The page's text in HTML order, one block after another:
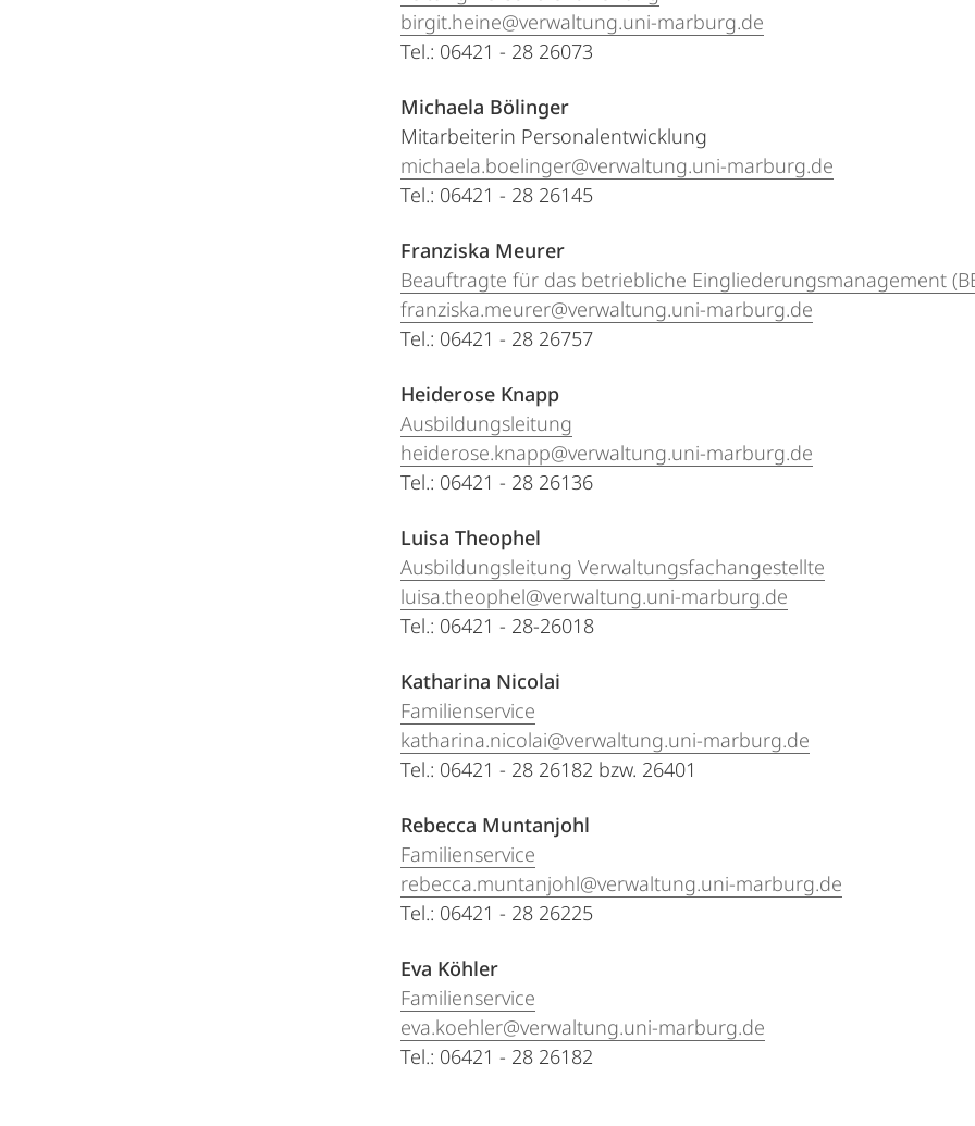
birgit.heine@verwaltung.uni-marburg.de
Tel.: 06421 - 28 26073
Michaela Bölinger
Mitarbeiterin Personalentwicklung
michaela.boelinger@verwaltung.uni-marburg.de
Tel.: 06421 - 28 26145
Franziska Meurer
Beauftragte für das betriebliche Eingliederungsmanagement
franziska.meurer@verwaltung.uni-marburg.de
Tel.: 06421 - 28 26757
Heiderose Knapp
Ausbildungsleitung
heiderose.knapp@verwaltung.uni-marburg.de
Tel.: 06421 - 28 26136
Luisa Theophel
Ausbildungsleitung Verwaltungsfachangestellte
luisa.theophel@verwaltung.uni-marburg.de
Tel.: 06421 - 28-26018
Katharina Nicolai
Familienservice
katharina.nicolai@verwaltung.uni-marburg.de
Tel.: 06421 - 28 26182 bzw. 26401
Rebecca Muntanjohl
Familienservice
rebecca.muntanjohl@verwaltung.uni-marburg.de
Tel.: 06421 - 28 26225
Eva Köhler
Familienservice
eva.koehler@verwaltung.uni-marburg.de
Tel.: 06421 - 28 26182